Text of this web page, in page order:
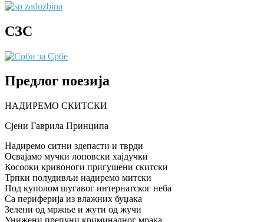
СЗС
Предлог поезија
НАДИРЕМО СКИТСКИ
Сјени Гаврила Принципа
Надиремо ситни здепасти и тврди
Освајамо мучки лоповски хајдучки
Косооки кривоноги пригушени скитски
Трпки полудивљи надиремо митски
Под куполом шугавог интернатског неба
Са периферија из влажних буџака
Зелени од мржње и жути од жучи